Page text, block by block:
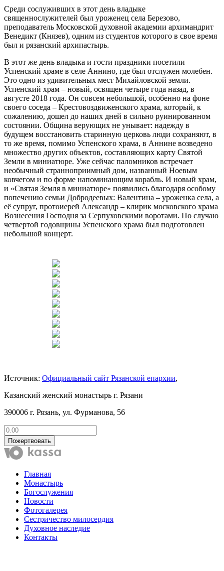
Среди сослуживших в этот день владыке
священнослужителей был уроженец села Березово,
преподаватель Московской духовной академии архимандрит
Венедикт (Князев), одним из студентов которого в свое время
был и рязанский архипастырь.
В этот же день владыка и гости праздники посетили
Успенский храме в селе Аннино, где был отслужен молебен.
Это одно из удивительных мест Михайловской земли.
Успенский храм – новый, освящен четыре года назад, в
августе 2018 года. Он совсем небольшой, особенно на фоне
своего соседа – Крестовоздвиженского храма, который, к
сожалению, дошел до наших дней в сильно руинированном
состоянии. Община верующих не унывает: надежду в
будущем восстановить старинную церковь люди сохраняют, в
то же время, помимо Успенского храма, в Аннине возведено
множество других объектов, составляющих карту Святой
Земли в миниатюре. Уже сейчас паломников встречает
необычный странноприимный дом, названный Ноевым
ковчегом и по форме напоминающим корабль. И новый храм,
и «Святая Земля в миниатюре» появились благодаря особому
попечению семьи Добродеевых: Валентина – уроженка села, а
её супруг, протоиерей Александр – клирик московского храма
Вознесения Господня за Серпуховскими воротами. По случаю
четвертой годовщины Успенского храма был подготовлен
небольшой концерт.
Источник: Официальный сайт Рязанской епархии,
Казанский женский монастырь г. Рязани
390006 г. Рязань, ул. Фурманова, 56
Пожертвовать
Главная
Монастырь
Богослужения
Новости
Фотогалерея
Сестричество милосердия
Духовное наследие
Контакты